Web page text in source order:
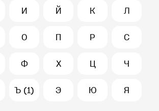
И Й К Л
О П Р С
Ф Х Ц Ч
Ъ (1) Э Ю Я